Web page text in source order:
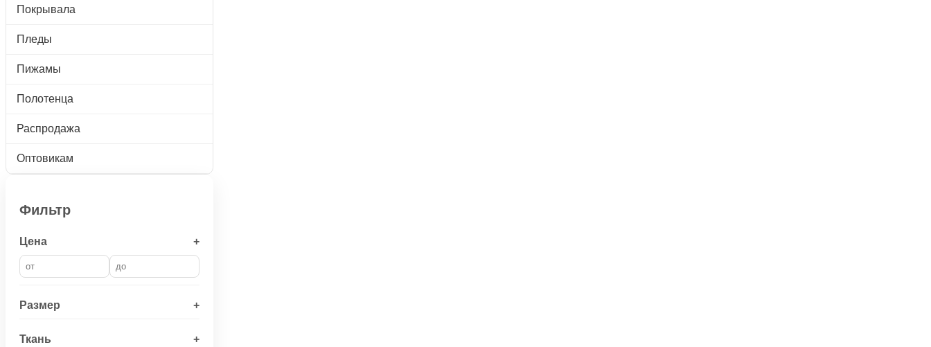
Покрывала
Пледы
Пижамы
Полотенца
Распродажа
Оптовикам
Фильтр
Цена +
Размер +
Ткань +